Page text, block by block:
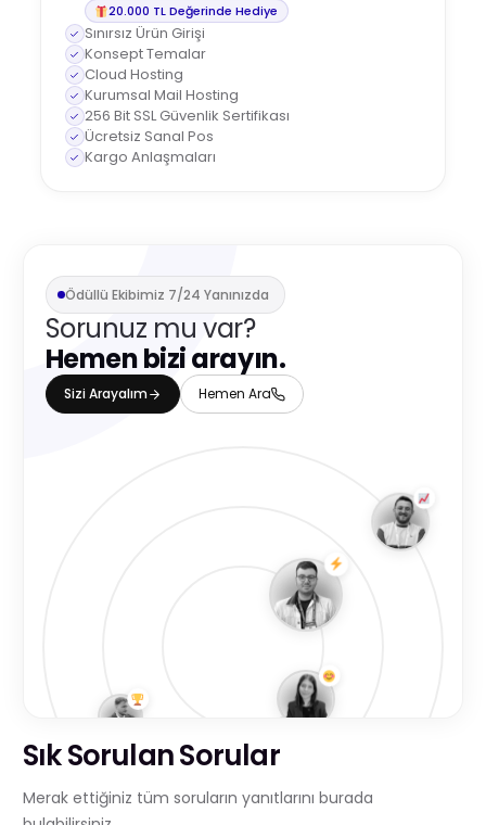
20.000 TL Değerinde Hediye
Sınırsız Ürün Girişi
Konsept Temalar
Cloud Hosting
Kurumsal Mail Hosting
256 Bit SSL Güvenlik Sertifikası
Ücretsiz Sanal Pos
Kargo Anlaşmaları
Ödüllü Ekibimiz 7/24 Yanınızda
Sorunuz mu var?
Hemen bizi arayın.
Sizi Arayalım Hemen Ara
Sık Sorulan Sorular
Merak ettiğiniz tüm soruların yanıtlarını burada